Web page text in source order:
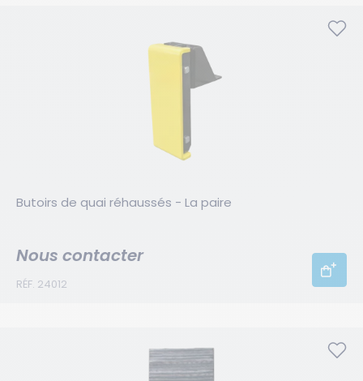
Butoirs de quai réhaussés - La paire
RÉF. 24012
Nous contacter